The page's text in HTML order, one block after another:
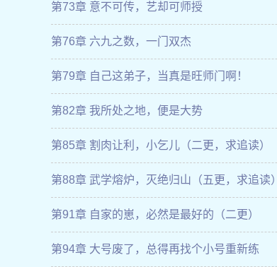
第73章 意不可传，艺却可师授
第76章 六九之数，一门双杰
第79章 自己这弟子，当真是旺师门啊！
第82章 我所处之地，便是大势
第85章 割肉让利，小乞儿（二更，求追读）
第88章 武学熔炉，灭绝归山（五更，求追读）
第91章 自家的崽，必然是最好的（二更）
第94章 大号废了，总得再找个小号重新练